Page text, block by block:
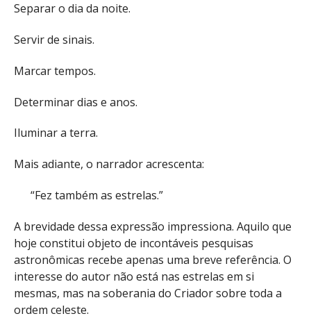
Separar o dia da noite.
Servir de sinais.
Marcar tempos.
Determinar dias e anos.
Iluminar a terra.
Mais adiante, o narrador acrescenta:
“Fez também as estrelas.”
A brevidade dessa expressão impressiona. Aquilo que
hoje constitui objeto de incontáveis pesquisas
astronômicas recebe apenas uma breve referência. O
interesse do autor não está nas estrelas em si
mesmas, mas na soberania do Criador sobre toda a
ordem celeste.